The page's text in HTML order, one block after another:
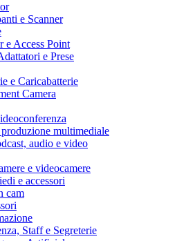
e Scanner
e Access Point
e Prese
e Caricabatterie
Camera
multimediale
audio e video
e videocamere
e accessori
cam
Staff e Segreterie